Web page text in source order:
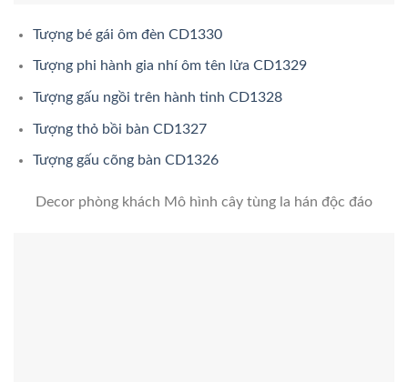
Tượng bé gái ôm đèn CD1330
Tượng phi hành gia nhí ôm tên lửa CD1329
Tượng gấu ngồi trên hành tinh CD1328
Tượng thỏ bồi bàn CD1327
Tượng gấu cõng bàn CD1326
Decor phòng khách Mô hình cây tùng la hán độc đáo